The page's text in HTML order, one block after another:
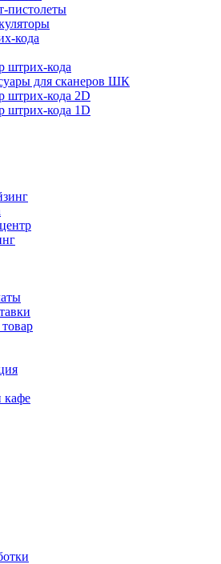
пистолеты
кода
штрих-кода
для сканеров ШК
штрих-кода 2D
штрих-кода 1D
кафе